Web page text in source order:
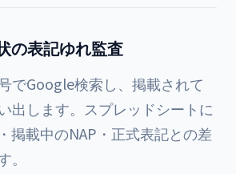
の表記ゆれ監査
でGoogle検索し、掲載されて
出します。スプレッドシートに
掲載中のNAP・正式表記との差